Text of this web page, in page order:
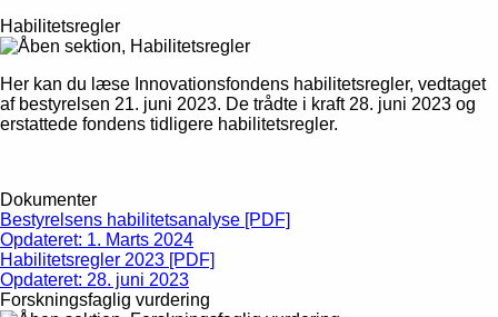
Habilitetsregler
Her kan du læse Innovationsfondens habilitetsregler, vedtaget
af bestyrelsen 21. juni 2023. De trådte i kraft 28. juni 2023 og
erstattede fondens tidligere habilitetsregler.
Dokumenter
Bestyrelsens habilitetsanalyse [PDF]
Opdateret: 1. Marts 2024
Habilitetsregler 2023 [PDF]
Opdateret: 28. juni 2023
Forskningsfaglig vurdering